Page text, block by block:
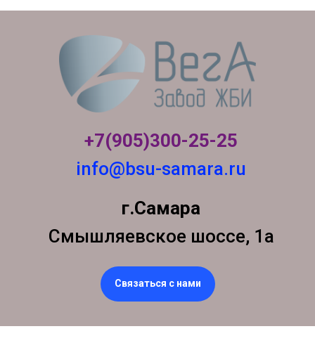
+7(905)300-25-25
info@bsu-samara.ru
г.Самара
Смышляевское шоссе, 1а
Связаться с нами